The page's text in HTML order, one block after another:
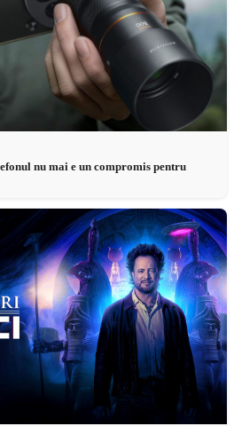
nu mai e un compromis pentru